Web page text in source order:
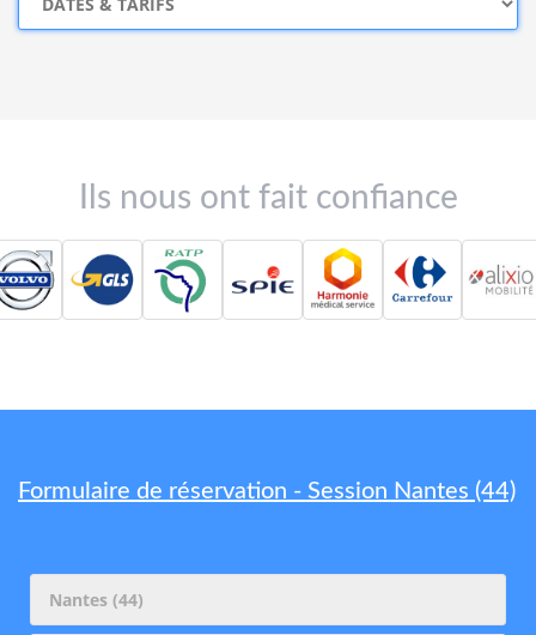
Ils nous ont fait confiance
Formulaire de réservation - Session Nantes (44)